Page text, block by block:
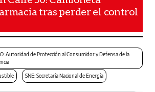
tras perder el control
Autoridad de Protección al Consumidor y Defensa de la
SNE: Secretaría Nacional de Energía